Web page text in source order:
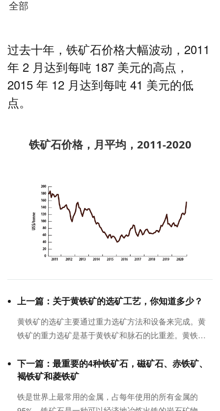
全部
过去十年，铁矿石价格大幅波动，2011
年 2 月达到每吨 187 美元的高点，
2015 年 12 月达到每吨 41 美元的低
点。
铁矿石价格，月平均，2011-2020
上一篇：关于黄铁矿的选矿工艺，你知道多少？
黄铁矿的选矿主要通过重力选矿方法和设备来完成。黄
铁矿的重力选矿是基于黄铁矿和脉石的比重差。黄铁矿
物与脉石的比重存在非常明显的差异，易于加工矿物。...
下一篇：最重要的4种铁矿石，磁矿石、赤铁矿、
褐铁矿和菱铁矿
铁是世界上最常用的金属，占每年使用的所有金属的